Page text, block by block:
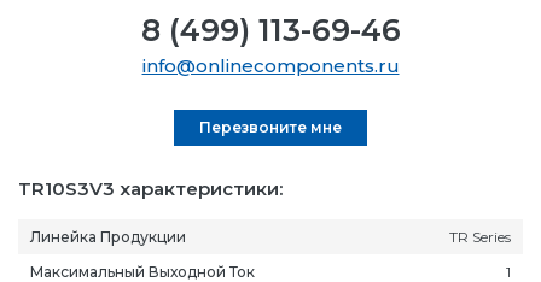
TR10S3V3 характеристики:
Линейка Продукции
TR Series
Максимальный Выходной Ток
1
8 (499) 113-69-46
info@onlinecomponents.ru
Перезвоните мне